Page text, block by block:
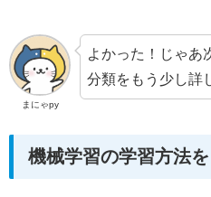
まにゃpy
よかった！じゃあ
分類をもう少し詳
機械学習の学習方法